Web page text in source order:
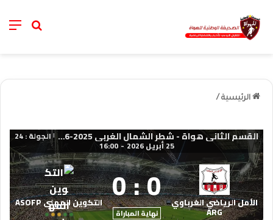
خانة
الرئيسية /
القسم الثاني هواة - شطر الشمال الغربي 2025-2026 | الجولة : 24
25 أبريل 2026 -
16:00
الأمل الرياضي الغرباوي
ARG
0
:
0
نهاية المباراة
التكوين المهني ASOFP